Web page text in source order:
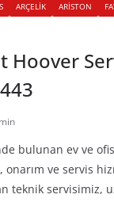
ARÇELIK ARISTON
Hoover
bulunan ev ve
onarım ve servis
teknik servisimiz,